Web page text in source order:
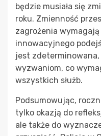
będzie musiała się
roku. Zmienność
zagrożenia
innowacyjnego
jest
wyzwaniom, co
wszystkich służb.
Podsumowując,
tylko okazją do
ale także do